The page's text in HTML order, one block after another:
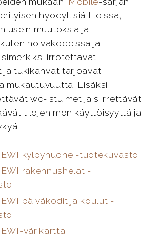
hyödyllisiä tiloissa,
usein muutoksia ja
hoivakodeissa ja
irrotettavat
ja tukikahvat tarjoavat
mukautuvuutta. Lisäksi
wc-istuimet ja siirrettävät
tilojen monikäyttöisyyttä ja
kylpyhuone -tuotekuvasto
rakennushelat -
päiväkodit ja koulut -
värikartta